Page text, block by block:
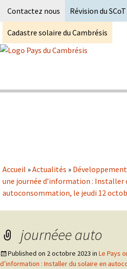
Contactez nous Révision du SCoT
Cadastre solaire du Cambrésis
Accueil »Actualités »
une journée d’information : Installer
autoconsommation, le jeudi 12
journéee auto
Published on 2 octobre 2023 in Le Pays
d’information : Installer du solaire en